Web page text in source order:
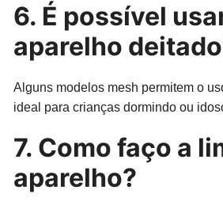
6. É possível
aparelho
Alguns modelos mesh permitem o
ideal para crianças dormindo ou
7. Como faço a
aparelho?